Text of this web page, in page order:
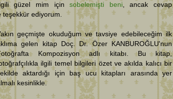
güzel mim içinsobelemişti beni, ancak cevap
ediyorum.
geçmişte okuduğum ve tavsiye edebileceğim ilk
gelen kitap Doç. Dr. Özer KANBUROĞLU'nun
Kompozisyon adlı kitabı. Bu kitap,
ilgili temel bilgileri özet ve akılda kalıcı bir
aktardığı için baş ucu kitapları arasında yer
kesinlikle.